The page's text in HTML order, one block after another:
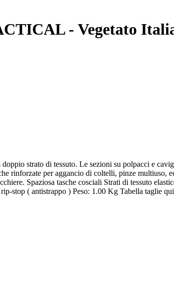
- Vegetato
strato di tessuto. Le sezioni su polpacci e
rinforzate per aggancio di coltelli, pinze
Spaziosa tasche cosciali Strati di tessuto
stop ( antistrappo ) Peso: 1.00 Kg Tabella taglie qui